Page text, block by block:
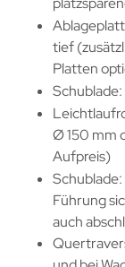
tief
Platten
Ø 150 mm
Aufpreis)
Führung
auch